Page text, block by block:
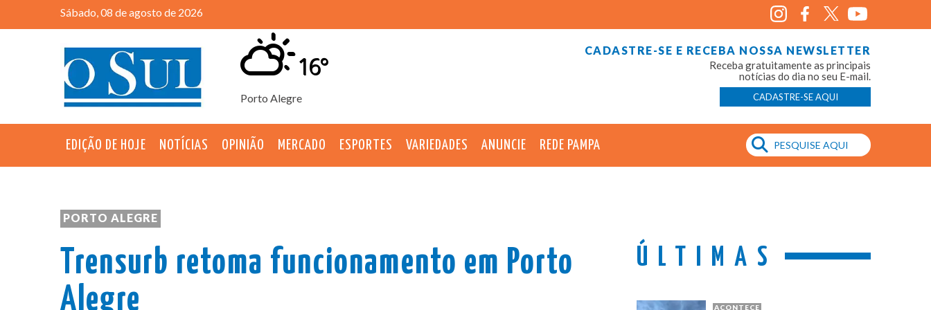
Sábado, 08 de agosto de 2026
Porto Alegre
16°
CADASTRE-SE E RECEBA NOSSA NEWSLETTER
Receba gratuitamente as principais
notícias do dia no seu E-mail.
CADASTRE-SE AQUI
EDIÇÃO DE HOJE NOTÍCIAS OPINIÃO MERCADO ESPORTES VARIEDADES ANUNCIE REDE PAMPA
PORTO ALEGRE
Trensurb retoma funcionamento em Porto
Alegre
ÚLTIMAS
ACONTECE